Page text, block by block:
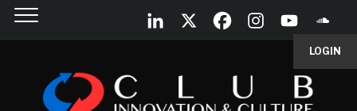
LOGIN